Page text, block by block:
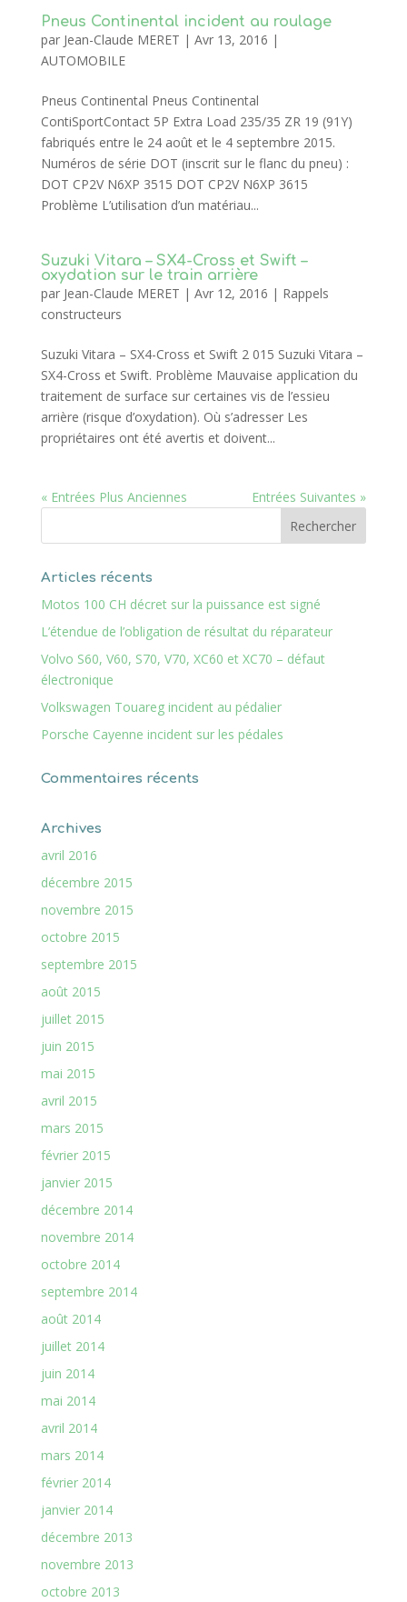
Pneus Continental incident au roulage
par Jean-Claude MERET | Avr 13, 2016 |
AUTOMOBILE
Pneus Continental Pneus Continental
ContiSportContact 5P Extra Load 235/35 ZR 19 (91Y)
fabriqués entre le 24 août et le 4 septembre 2015.
Numéros de série DOT (inscrit sur le flanc du pneu) :
DOT CP2V N6XP 3515 DOT CP2V N6XP 3615
Problème L’utilisation d’un matériau...
Suzuki Vitara – SX4-Cross et Swift –
oxydation sur le train arrière
par Jean-Claude MERET | Avr 12, 2016 | Rappels
constructeurs
Suzuki Vitara – SX4-Cross et Swift 2 015 Suzuki Vitara –
SX4-Cross et Swift. Problème Mauvaise application du
traitement de surface sur certaines vis de l’essieu
arrière (risque d’oxydation). Où s’adresser Les
propriétaires ont été avertis et doivent...
« Entrées Plus Anciennes Entrées Suivantes »
Articles récents
Motos 100 CH décret sur la puissance est signé
L’étendue de l’obligation de résultat du réparateur
Volvo S60, V60, S70, V70, XC60 et XC70 – défaut
électronique
Volkswagen Touareg incident au pédalier
Porsche Cayenne incident sur les pédales
Commentaires récents
Archives
avril 2016
décembre 2015
novembre 2015
octobre 2015
septembre 2015
août 2015
juillet 2015
juin 2015
mai 2015
avril 2015
mars 2015
février 2015
janvier 2015
décembre 2014
novembre 2014
octobre 2014
septembre 2014
août 2014
juillet 2014
juin 2014
mai 2014
avril 2014
mars 2014
février 2014
janvier 2014
décembre 2013
novembre 2013
octobre 2013